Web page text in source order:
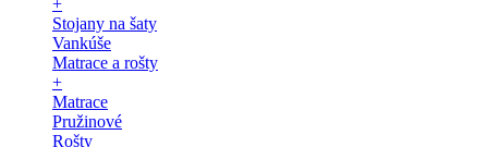
+
Stojany na šaty
Vankúše
Matrace a rošty
+
Matrace
Pružinové
Rošty